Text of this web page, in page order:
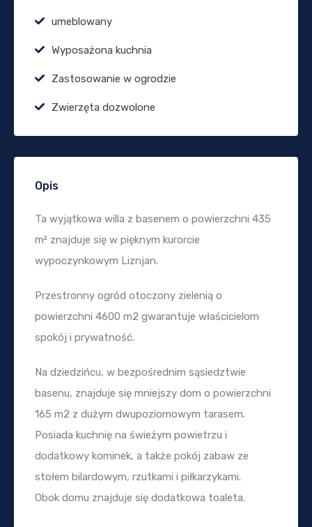
umeblowany
Wyposażona kuchnia
Zastosowanie w ogrodzie
Zwierzęta dozwolone
Opis
Ta wyjątkowa willa z basenem o powierzchni 435
m² znajduje się w pięknym kurorcie
wypoczynkowym Liznjan.
Przestronny ogród otoczony zielenią o
powierzchni 4600 m2 gwarantuje właścicielom
spokój i prywatność.
Na dziedzińcu, w bezpośrednim sąsiedztwie
basenu, znajduje się mniejszy dom o powierzchni
165 m2 z dużym dwupoziomowym tarasem.
Posiada kuchnię na świeżym powietrzu i
dodatkowy kominek, a także pokój zabaw ze
stołem bilardowym, rzutkami i piłkarzykami.
Obok domu znajduje się dodatkowa toaleta.